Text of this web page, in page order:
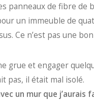
panneaux de fibre de
un immeuble de
Ce n’est pas une
grue et engager
pas, il était mal isolé.
un mur que